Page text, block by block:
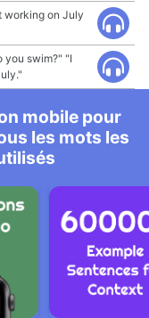
working on July
you swim?" "I
mobile pour
les mots les